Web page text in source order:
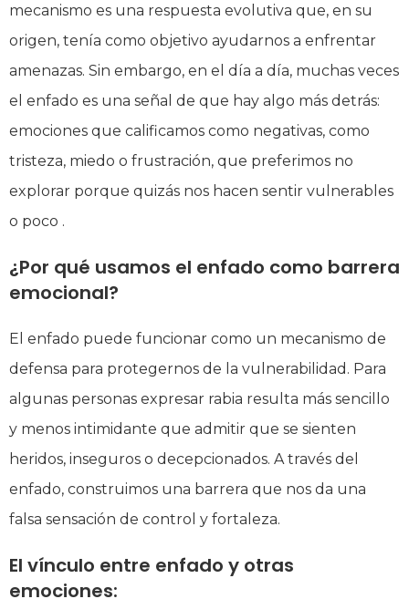
mecanismo es una respuesta evolutiva que, en su
origen, tenía como objetivo ayudarnos a enfrentar
amenazas. Sin embargo, en el día a día, muchas veces
el enfado es una señal de que hay algo más detrás:
emociones que calificamos como negativas, como
tristeza, miedo o frustración, que preferimos no
explorar porque quizás nos hacen sentir vulnerables
o poco .
¿Por qué usamos el enfado como barrera
emocional?
El enfado puede funcionar como un mecanismo de
defensa para protegernos de la vulnerabilidad. Para
algunas personas expresar rabia resulta más sencillo
y menos intimidante que admitir que se sienten
heridos, inseguros o decepcionados. A través del
enfado, construimos una barrera que nos da una
falsa sensación de control y fortaleza.
El vínculo entre enfado y otras
emociones: